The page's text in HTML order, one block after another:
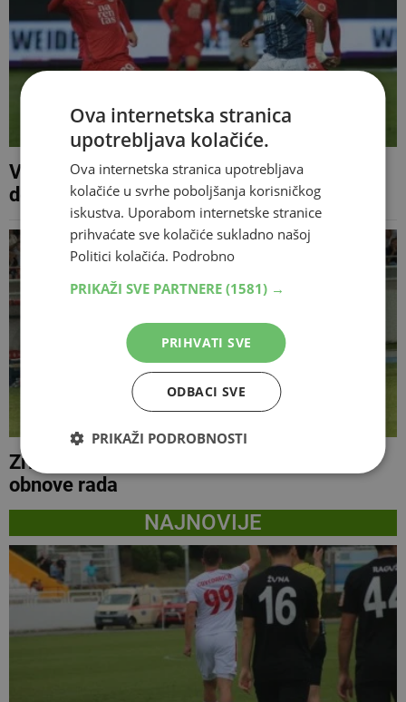
Veležov veznjak seli u Portugal, mogao bi
debitirati odmah protiv Benfice
Zrinjski danas obilježava 34 godine od
obnove rada
NAJNOVIJE
Ova internetska stranica
upotrebljava kolačiće.
Ova internetska stranica upotrebljava
kolačiće u svrhe poboljšanja korisničkog
iskustva. Uporabom internetske stranice
prihvaćate sve kolačiće sukladno našoj
Politici kolačića. Podrobno
PRIKAŽI SVE PARTNERE (1581) →
PRIHVATI SVE
ODBACI SVE
PRIKAŽI PODROBNOSTI